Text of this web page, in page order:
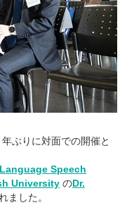
ぶりに対面での開催と
Speech
University のDr.
ました。